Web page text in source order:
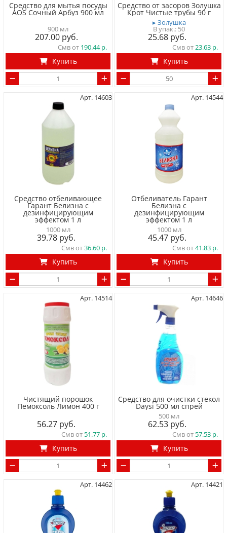
Средство для мытья посуды
AOS Сочный Арбуз 900 мл
900 мл
207.00
Смв от 190.44
Купить
Средство от засоров Золушка
Крот Чистые трубы 90 г
▸ Золушка
50
25.68
Смв от23.63
Купить
Арт. 14603
Средство отбеливающее
Гарант Белизна с
дезинфицирующим
эффектом 1 л
1000 мл
39.78
Смв от36.60
Купить
Арт. 14544
Отбеливатель Гарант
Белизна с
дезинфицирующим
эффектом 1 л
1000 мл
45.47
Смв от41.83
Купить
Арт. 14514
Чистящий порошок
Пемоксоль Лимон 400 г
56.27
Смв от 51.77
Купить
Арт. 14646
Средство для очистки cтекол
Daysi 500 мл спрей
500 мл
62.53
Смв от 57.53
Купить
Арт. 14462 Арт. 14421